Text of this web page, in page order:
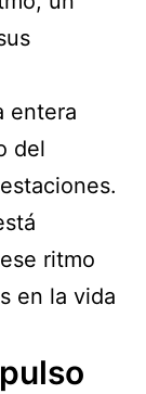
entera
del
ritmo
en la vida